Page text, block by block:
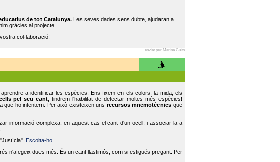
de tot Catalunya.Les seves dades sens dubte, ajudaran a
gràcies al projecte.
col·laboració!
enviat per Marina Cuito
a identificar les espècies. Ens fixem en els colors, la mida, els
pel seu cant, tindrem l'habilitat de detectar moltes més espècies!
que ho intentem. Per això existeixen uns recursos mnemotècnics que
informació complexa, en aquest cas el cant d'un ocell, i associar-la a
Escolta-ho.
n'afegeix dues més. És un cant llastimós, com si estigués pregant. Per